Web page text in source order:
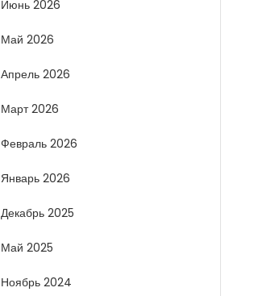
Июнь 2026
Май 2026
Апрель 2026
Март 2026
Февраль 2026
Январь 2026
Декабрь 2025
Май 2025
Ноябрь 2024